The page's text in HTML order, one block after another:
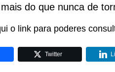
do que nunca de
o link para poderes
Twitter